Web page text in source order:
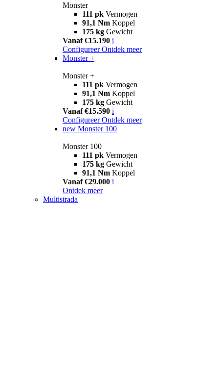
Monster
111 pk Vermogen
91,1 Nm Koppel
175 kg Gewicht
Vanaf €15.190 i
Configureer Ontdek meer
Monster +
Monster +
111 pk Vermogen
91,1 Nm Koppel
175 kg Gewicht
Vanaf €15.590 i
Configureer Ontdek meer
new Monster 100
Monster 100
111 pk Vermogen
175 kg Gewicht
91,1 Nm Koppel
Vanaf €29.000 i
Ontdek meer
Multistrada